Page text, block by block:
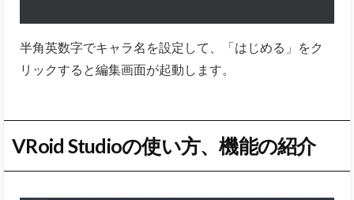
半角英数字でキャラ名を設定して、「はじめる」をク
リックすると編集画面が起動します。
VRoid Studioの使い方、機能の紹介